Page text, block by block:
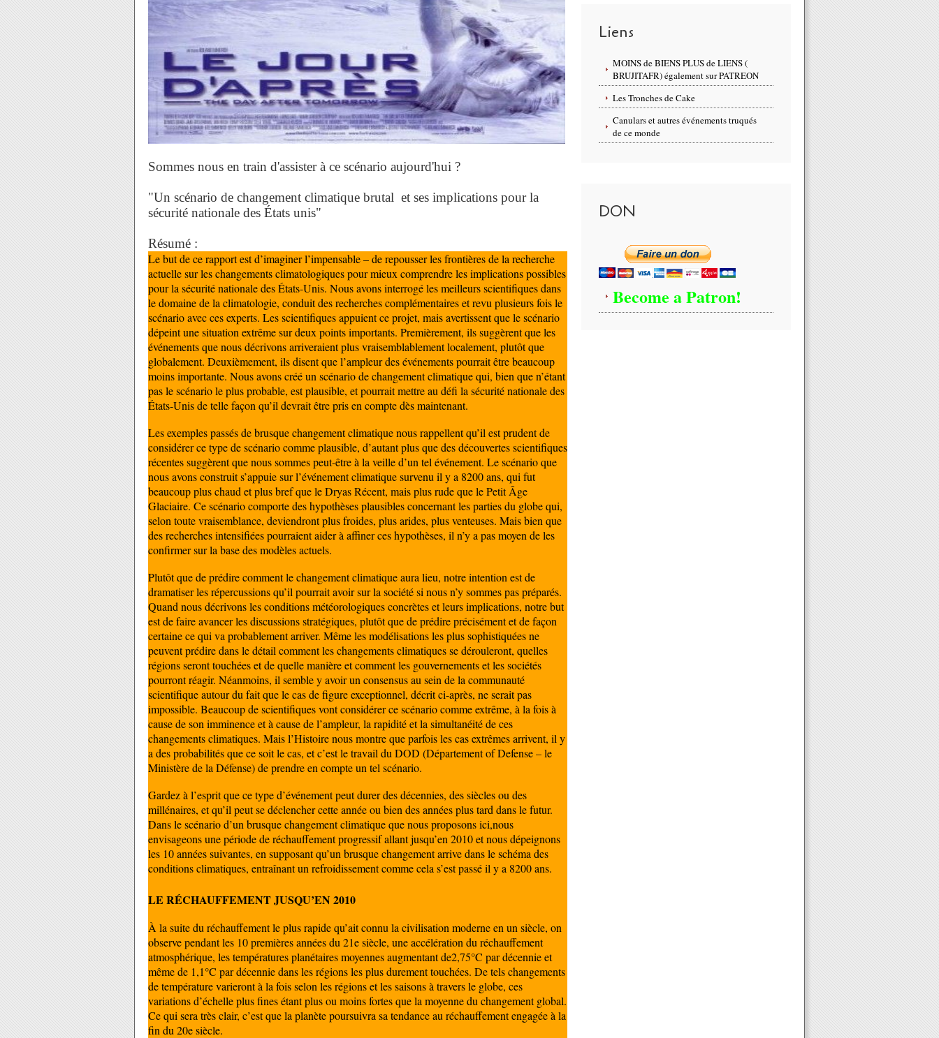
Sommes nous en train d'assister à ce scénario aujourd'hui ?
"Un scénario de changement climatique brutal et ses implications pour la
sécurité nationale des États unis"
Résumé :
Le but de ce rapport est d’imaginer l’impensable – de repousser les frontières de la recherche
actuelle sur les changements climatologiques pour mieux comprendre les implications possibles
pour la sécurité nationale des États-Unis. Nous avons interrogé les meilleurs scientifiques dans
le domaine de la climatologie, conduit des recherches complémentaires et revu plusieurs fois le
scénario avec ces experts. Les scientifiques appuient ce projet, mais avertissent que le scénario
dépeint une situation extrême sur deux points importants. Premièrement, ils suggèrent que les
événements que nous décrivons arriveraient plus vraisemblablement localement, plutôt que
globalement. Deuxièmement, ils disent que l’ampleur des événements pourrait être beaucoup
moins importante. Nous avons créé un scénario de changement climatique qui, bien que n’étant
pas le scénario le plus probable, est plausible, et pourrait mettre au défi la sécurité nationale des
États-Unis de telle façon qu’il devrait être pris en compte dès maintenant.
Les exemples passés de brusque changement climatique nous rappellent qu’il est prudent de
considérer ce type de scénario comme plausible, d’autant plus que des découvertes scientifiques
récentes suggèrent que nous sommes peut-être à la veille d’un tel événement. Le scénario que
nous avons construit s’appuie sur l’événement climatique survenu il y a 8200 ans, qui fut
beaucoup plus chaud et plus bref que le Dryas Récent, mais plus rude que le Petit Âge
Glaciaire. Ce scénario comporte des hypothèses plausibles concernant les parties du globe qui,
selon toute vraisemblance, deviendront plus froides, plus arides, plus venteuses. Mais bien que
des recherches intensifiées pourraient aider à affiner ces hypothèses, il n’y a pas moyen de les
confirmer sur la base des modèles actuels.
Plutôt que de prédire comment le changement climatique aura lieu, notre intention est de
dramatiser les répercussions qu’il pourrait avoir sur la société si nous n’y sommes pas préparés.
Quand nous décrivons les conditions météorologiques concrètes et leurs implications, notre but
est de faire avancer les discussions stratégiques, plutôt que de prédire précisément et de façon
certaine ce qui va probablement arriver. Même les modélisations les plus sophistiquées ne
peuvent prédire dans le détail comment les changements climatiques se dérouleront, quelles
régions seront touchées et de quelle manière et comment les gouvernements et les sociétés
pourront réagir. Néanmoins, il semble y avoir un consensus au sein de la communauté
scientifique autour du fait que le cas de figure exceptionnel, décrit ci-après, ne serait pas
impossible. Beaucoup de scientifiques vont considérer ce scénario comme extrême, à la fois à
cause de son imminence et à cause de l’ampleur, la rapidité et la simultanéité de ces
changements climatiques. Mais l’Histoire nous montre que parfois les cas extrêmes arrivent, il y
a des probabilités que ce soit le cas, et c’est le travail du DOD (Département of Defense – le
Ministère de la Défense) de prendre en compte un tel scénario.
Gardez à l’esprit que ce type d’événement peut durer des décennies, des siècles ou des
millénaires, et qu’il peut se déclencher cette année ou bien des années plus tard dans le futur.
Dans le scénario d’un brusque changement climatique que nous proposons ici,nous
envisageons une période de réchauffement progressif allant jusqu’en 2010 et nous dépeignons
les 10 années suivantes, en supposant qu’un brusque changement arrive dans le schéma des
conditions climatiques, entraînant un refroidissement comme cela s’est passé il y a 8200 ans.
LE RÉCHAUFFEMENT JUSQU’EN 2010
À la suite du réchauffement le plus rapide qu’ait connu la civilisation moderne en un siècle, on
observe pendant les 10 premières années du 21e siècle, une accélération du réchauffement
atmosphérique, les températures planétaires moyennes augmentant de2,75°C par décennie et
même de 1,1°C par décennie dans les régions les plus durement touchées. De tels changements
de température varieront à la fois selon les régions et les saisons à travers le globe, ces
variations d’échelle plus fines étant plus ou moins fortes que la moyenne du changement global.
Ce qui sera très clair, c’est que la planète poursuivra sa tendance au réchauffement engagée à la
fin du 20e siècle.
Liens
MOINS de BIENS PLUS de LIENS (
BRUJITAFR) également sur PATREON
Les Tronches de Cake
Canulars et autres événements truqués
de ce monde
DON
Become a Patron!